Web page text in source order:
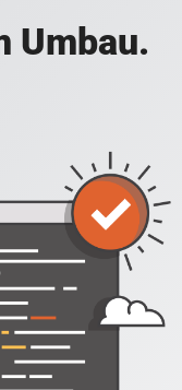
Umbau.